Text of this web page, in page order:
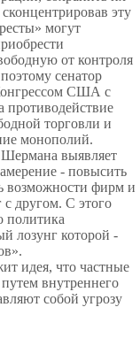
эту
могут
от контроля
сенатор
США с
противодействие
торговли и
монополий.
Шермана выявляет
- повысить
возможности фирм и
с другом. С этого
политика
лозунг которой -
идея, что частные
внутреннего
собой угрозу